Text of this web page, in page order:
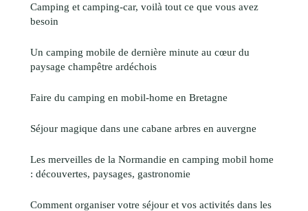
Camping et camping-car, voilà tout ce que vous avez
besoin
Un camping mobile de dernière minute au cœur du
paysage champêtre ardéchois
Faire du camping en mobil-home en Bretagne
Séjour magique dans une cabane arbres en auvergne
Les merveilles de la Normandie en camping mobil home
: découvertes, paysages, gastronomie
Comment organiser votre séjour et vos activités dans les